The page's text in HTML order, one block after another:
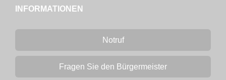
INFORMATIONEN
Notruf
Fragen Sie den Bürgermeister